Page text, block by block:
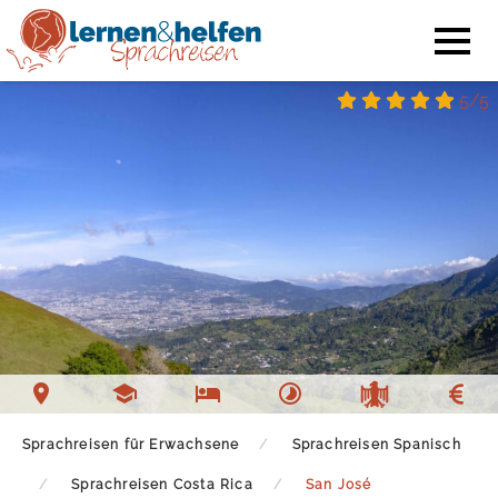
5/5
Sprachreisen für Erwachsene Sprachreisen Spanisch
Sprachreisen Costa Rica San José
Sprachschule San José
Unterkunft San José
Freizeit San José